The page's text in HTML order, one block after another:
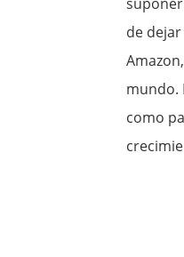
de
mundo.
como